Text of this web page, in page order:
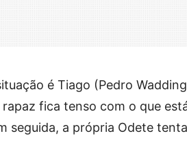
é Tiago (Pedro
fica tenso com o que
seguida, a própria Odete